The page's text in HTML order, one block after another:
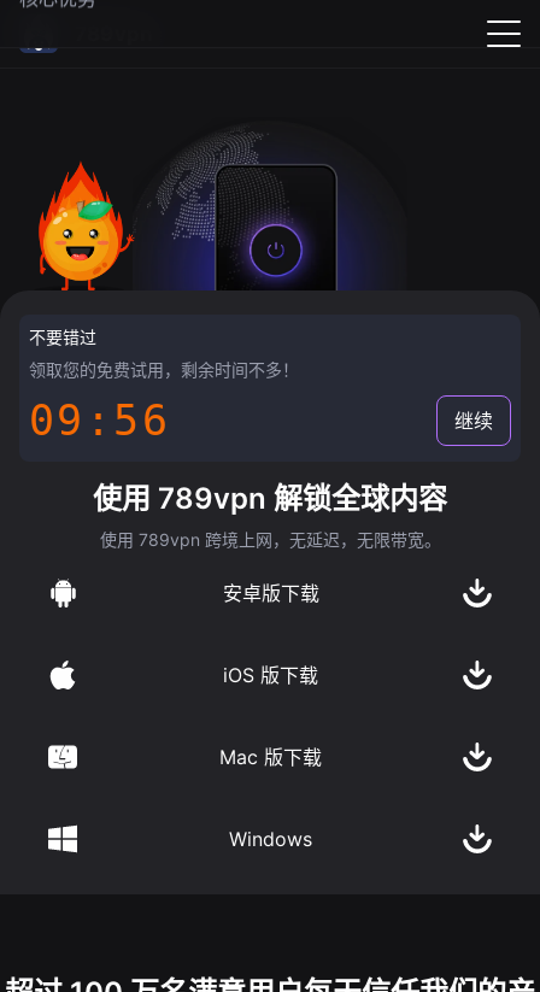
不要错过
领取您的免费试用，剩余时间不多！
09:55 继续
使用 789vpn 解锁全球内容
使用 789vpn 跨境上网，无延迟，无限带宽。
安卓版下载
iOS 版下载
Mac 版下载
Windows